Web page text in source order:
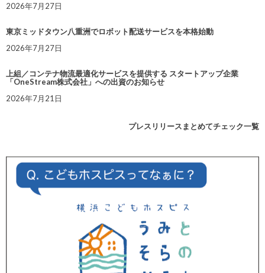
2026年7月27日
東京ミッドタウン八重洲でロボット配送サービスを本格始動
2026年7月27日
上組／コンテナ物流最適化サービスを提供する スタートアップ企業
「OneStream株式会社」への出資のお知らせ
2026年7月21日
プレスリリースまとめてチェック一覧